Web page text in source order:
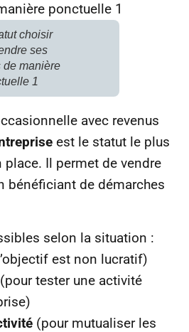
choisir
ses
de manière
1
avec revenus
est le statut le plus
Il permet de vendre
bénéficiant de démarches
selon la situation :
est non lucratif)
(pour tester une activité
(pour mutualiser les